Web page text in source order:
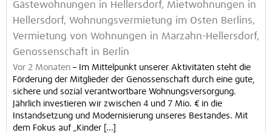
Gästewohnungen in Hellersdorf, Mietwohnungen in
Hellersdorf, Wohnungsvermietung im Osten Berlins,
Vermietung von Wohnungen in Marzahn-Hellersdorf,
Genossenschaft in Berlin
Vor 2 Monaten – Im Mittelpunkt unserer Aktivitäten steht die
Förderung der Mitglieder der Genossenschaft durch eine gute,
sichere und sozial verantwortbare Wohnungsversorgung.
Jährlich investieren wir zwischen 4 und 7 Mio. € in die
Instandsetzung und Modernisierung unseres Bestandes. Mit
dem Fokus auf „Kinder [...]